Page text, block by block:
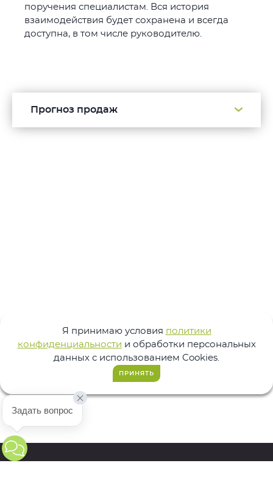
поручения специалистам. Вся история
взаимодействия будет сохранена и всегда
доступна, в том числе руководителю.
Прогноз продаж
Я принимаю условия политики
конфиденциальности и обработки персональных
данных с использованием Cookies.
ПРИНЯТЬ
Задать вопрос